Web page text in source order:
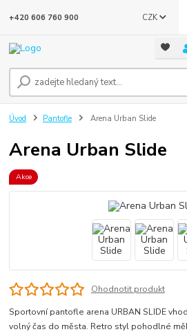
CZK
+420 606 760 900
Úvod Pantofle Arena Urban Slide
Arena Urban Slide
Akce
Ohodnotit produkt
Sportovní pantofle arena URBAN SLIDE
volný čas do města. Retro styl pohodlné